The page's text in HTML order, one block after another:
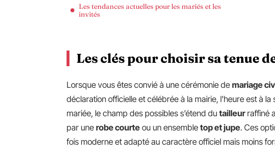
Les tendances actuelles pour les mariés et les
invités
Les clés pour choisir sa tenue
Lorsque vous êtes convié à une cérémonie de mariage
déclaration officielle et célébrée à la mairie, l’heure est à
mariée, le champ des possibles s’étend du tailleurraffiné
par une robe courte ou un ensemble top et jupe. Ces
fois moderne et adapté au caractère officiel mais moins